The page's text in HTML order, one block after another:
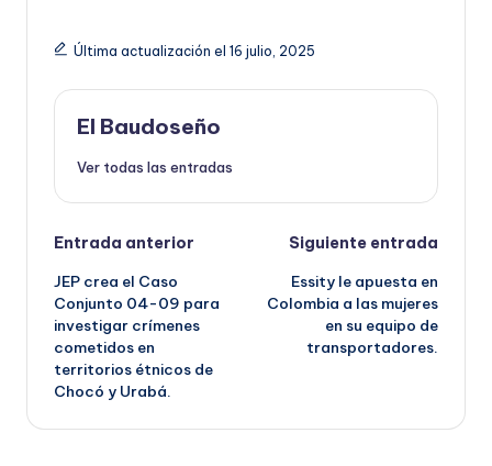
Última actualización el 16 julio, 2025
El Baudoseño
Ver todas las entradas
Navegación
de
entradas
Entrada anterior
JEP crea el Caso
Conjunto 04-09 para
investigar crímenes
cometidos en
territorios étnicos de
Chocó y Urabá.
Siguiente entrada
Essity le apuesta en
Colombia a las mujeres
en su equipo de
transportadores.